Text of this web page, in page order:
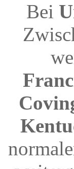
Bei